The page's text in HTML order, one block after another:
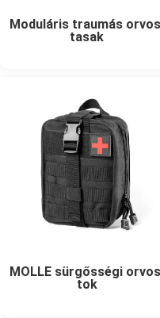
Moduláris traumás
tasak
MOLLE sürgősségi
tok